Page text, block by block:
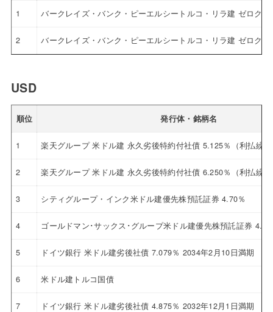
1 バークレイズ・バンク・ピーエルシートルコ・リラ建 ゼロクー
2 バークレイズ・バンク・ピーエルシートルコ・リラ建 ゼロクー
USD
順位 発行体・銘柄名
1 楽天グループ 米ドル建 永久劣後特約付社債 5.125％（利払繰
2 楽天グループ 米ドル建 永久劣後特約付社債 6.250％（利払繰
3 シティグループ・インク米ドル建優先株預託証券 4.70％
4 ゴールドマン･サックス･グループ米ドル建優先株預託証券
5 ドイツ銀行 米ドル建劣後社債 7.079％ 2034年2月10日満期
6 米ドル建トルコ国債
7 ドイツ銀行 米ドル建劣後社債 4.875％ 2032年12月1日満期